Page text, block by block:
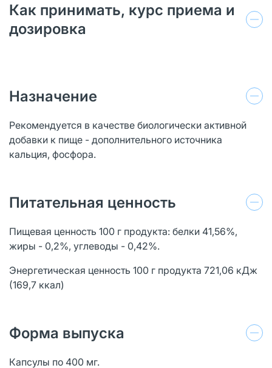
Как принимать, курс приема и
дозировка
Назначение
Рекомендуется в качестве биологически активной
добавки к пище - дополнительного источника
кальция, фосфора.
Питательная ценность
Пищевая ценность 100 г продукта: белки 41,56%,
жиры - 0,2%, углеводы - 0,42%.
Энергетическая ценность 100 г продукта 721,06 кДж
(169,7 ккал)
Форма выпуска
Капсулы по 400 мг.